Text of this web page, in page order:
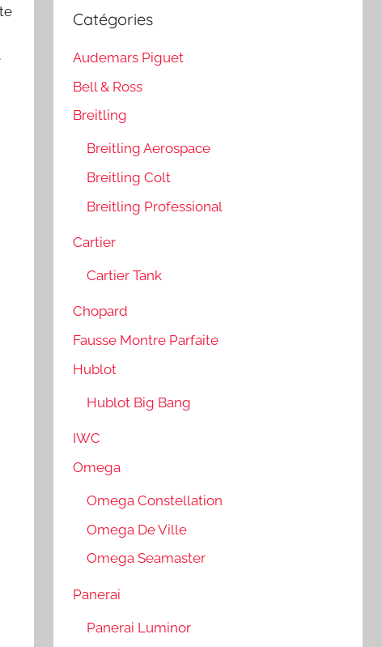
Catégories
Audemars Piguet
Bell & Ross
Breitling
Breitling Aerospace
Breitling Colt
Breitling Professional
Cartier
Cartier Tank
Chopard
Fausse Montre Parfaite
Hublot
Hublot Big Bang
IWC
Omega
Omega Constellation
Omega De Ville
Omega Seamaster
Panerai
Panerai Luminor